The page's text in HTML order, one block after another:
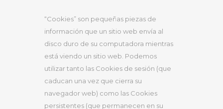
“Cookies” son pequeñas piezas de
información que un sitio web envía al
disco duro de su computadora mientras
está viendo un sitio web. Podemos
utilizar tanto las Cookies de sesión (que
caducan una vez que cierra su
navegador web) como las Cookies
persistentes (que permanecen en su